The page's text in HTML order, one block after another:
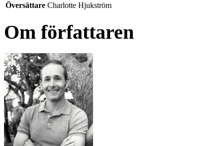
Översättare Charlotte Hjukström
Om författaren